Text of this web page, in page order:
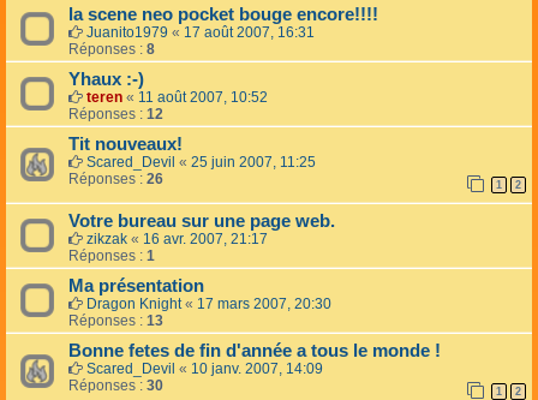
la scene neo pocket bouge encore!!!!
Juanito1979 « 17 août 2007, 16:31
Réponses : 8
Yhaux :-)
teren « 11 août 2007, 10:52
Réponses : 12
Tit nouveaux!
Scared_Devil « 25 juin 2007, 11:25
Réponses : 26 1 2
Votre bureau sur une page web.
zikzak « 16 avr. 2007, 21:17
Réponses : 1
Ma présentation
Dragon Knight« 17 mars 2007, 20:30
Réponses : 13
Bonne fetes de fin d'année a tous le monde !
Scared_Devil « 10 janv. 2007, 14:09
Réponses : 30 1 2